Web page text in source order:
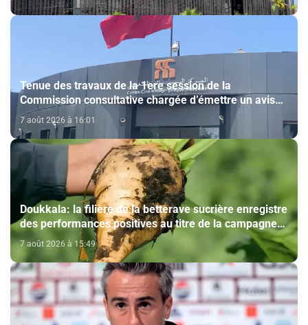
Tenue des travaux de la 1ere session de la
Commission consultative chargée d’émettre un avis
sur la délivrance de la carte du professionnel du
cinéma (CCM)
7 août 2026 à 16:01
Doukkala: la filière de la betterave sucrière enregistre
des performances positives au titre de la campagne
agricole 2025-2026
7 août 2026 à 15:49